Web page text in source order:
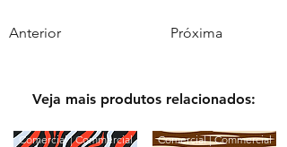
Anterior Próxima
Veja mais produtos relacionados:
Comercial | Commercial Comercial | Commercial